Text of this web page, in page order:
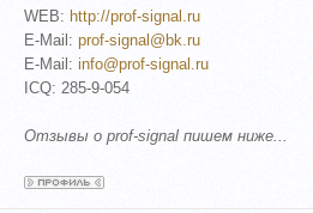
WEB: http://prof-signal.ru
E-Mail:prof-signal@bk.ru
E-Mail:info@prof-signal.ru
ICQ: 285-9-054
Отзывы о prof-signal пишем ниже...